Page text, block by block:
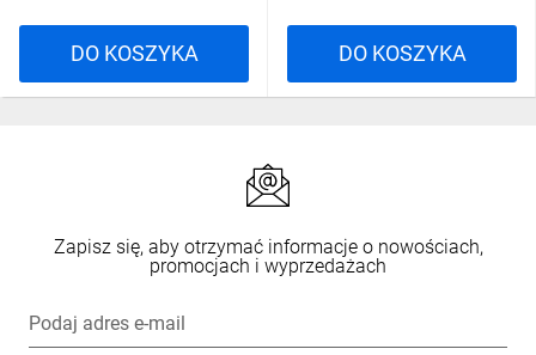
DO KOSZYKA DO KOSZYKA
Zapisz się, aby otrzymać informacje o nowościach,
promocjach i wyprzedażach
Podaj adres e-mail